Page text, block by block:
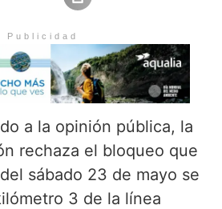
Publicidad
a la opinión pública, la
rechaza el bloqueo que
sábado 23 de mayo se
3 de la línea